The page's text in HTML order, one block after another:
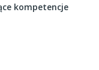
kompetencje